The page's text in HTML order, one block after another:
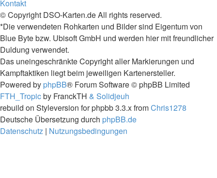
Kontakt
© Copyright DSO-Karten.de All rights reserved.
*Die verwendeten Rohkarten und Bilder sind Eigentum von
Blue Byte bzw. Ubisoft GmbH und werden hier mit freundlicher
Duldung verwendet.
Das uneingeschränkte Copyright aller Markierungen und
Kampftaktiken liegt beim jeweiligen Kartenersteller.
Powered by phpBB® Forum Software © phpBB Limited
FTH_Tropicby FranckTH & Solidjeuh
rebuild on Styleversion for phpbb 3.3.x fromChris1278
Deutsche Übersetzung durch phpBB.de
Datenschutz | Nutzungsbedingungen